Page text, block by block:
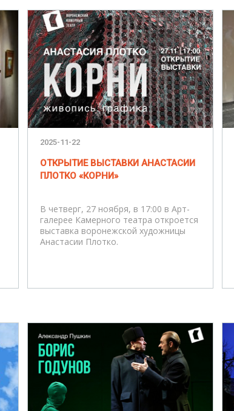
2025-11-22
ОТКРЫТИЕ ВЫСТАВКИ АНАСТАСИИ
ПЛОТКО «КОРНИ»
В четверг, 27 ноября, в 17:00 в Арт-
галерее Камерного театра откроется
выставка воронежской художницы
Анастасии Плотко.